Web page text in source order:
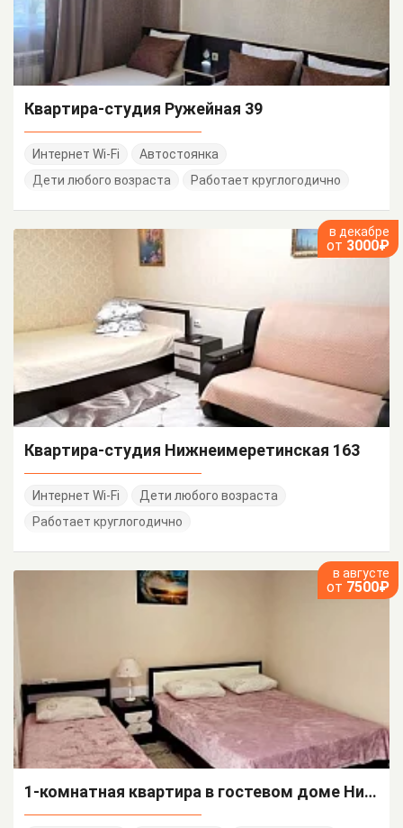
Квартира-студия Ружейная 39
Интернет Wi-Fi
Автостоянка
Дети любого возраста
Работает круглогодично
в декабре
от 3000₽
Квартира-студия Нижнеимеретинская 163
Интернет Wi-Fi
Дети любого возраста
Работает круглогодично
в августе
от 7500₽
1-комнатная квартира в гостевом доме Нижнеимеретинская 163